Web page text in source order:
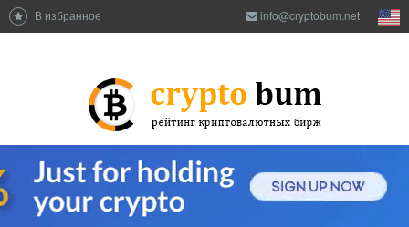
В избранное info@cryptobum.net